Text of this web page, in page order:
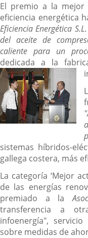
El premio a la
eficiencia energética
Eficiencia Energética
del aceite de
caliente para un
dedicada a la
sistemas híbridos-
gallega costera, más
La categoría ‘Mejor
de las energías
premiado a la
transferencia a
infoenergía",
sobre medidas de